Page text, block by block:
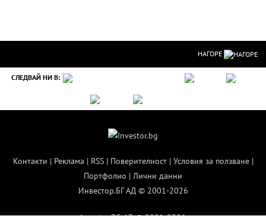
НАГОРЕ
СЛЕДВАЙ НИ В:
Контакти | Реклама | RSS| Поверителност| Условия за ползване|
Портфолио | Лични данни
Инвестор.БГ АД © 2001-2026